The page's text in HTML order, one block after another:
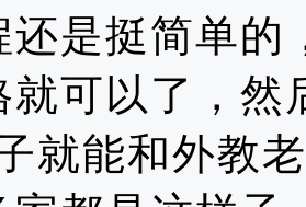
还是挺简单的
就可以了，然
就能和外教